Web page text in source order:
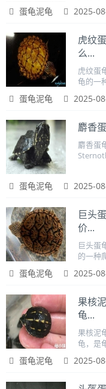
蛋龟泥龟 2025-
虎纹
么...
虎纹蛋
龟的一
蛋龟泥龟 2025-
麝香
麝香蛋
蛋龟泥龟 2025-
巨头
价...
巨头蛋
的一种
蛋龟泥龟 2025-
果核
龟...
果核泥
龟，是
蛋龟泥龟 2025-